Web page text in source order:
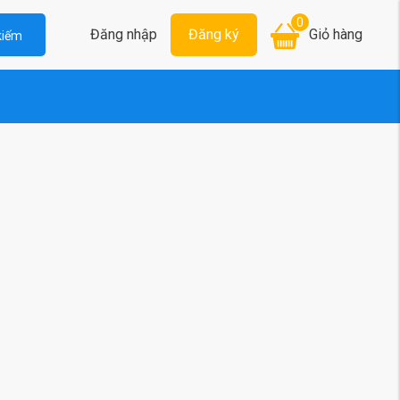
Đăng nhập Đăng ký
0
Giỏ hàng